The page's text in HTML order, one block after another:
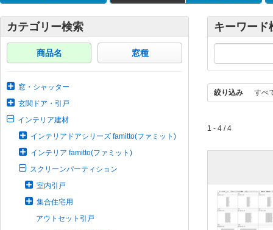
カテゴリー検索
商品名 窓種
窓・シャッター
玄関ドア・引戸
インテリア建材
インテリアドアシリーズ famitto(ファミット)
インテリア famitto(ファミット)
スクリーンパーティション
室内引戸
集合住宅用
アウトセット引戸
キーワード
絞り込み すべ
1 - 4 / 4